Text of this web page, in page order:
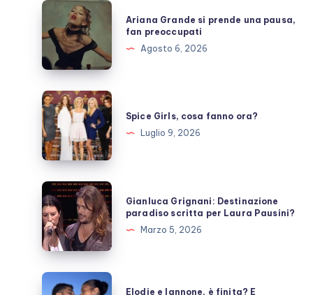
Ariana
Grande
si
prende
una
pausa,
fan
preoccupati
Ariana Grande si prende una pausa,
fan preoccupati
Agosto 6, 2026
Spice
Girls,
cosa
fanno
ora?
Spice Girls, cosa fanno ora?
Luglio 9, 2026
Gianluca
Grignani:
Destinazione
paradiso
scritta
per
Gianluca Grignani: Destinazione
paradiso scritta per Laura Pausini?
Marzo 5, 2026
Elodie
Elodie e Iannone, è finita? E